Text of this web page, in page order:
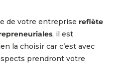
de votre entreprise reflète
, il est
la choisir car c’est avec
prendront votre